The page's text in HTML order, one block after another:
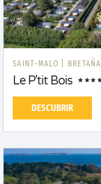
SAINT-MALO | BRETAÑA
Le P'tit Bois
DESCUBRIR